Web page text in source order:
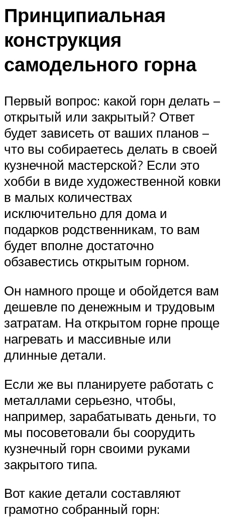
Принципиальная
конструкция
самодельного горна
Первый вопрос: какой горн делать –
открытый или закрытый? Ответ
будет зависеть от ваших планов –
что вы собираетесь делать в своей
кузнечной мастерской? Если это
хобби в виде художественной ковки
в малых количествах
исключительно для дома и
подарков родственникам, то вам
будет вполне достаточно
обзавестись открытым горном.
Он намного проще и обойдется вам
дешевле по денежным и трудовым
затратам. На открытом горне проще
нагревать и массивные или
длинные детали.
Если же вы планируете работать с
металлами серьезно, чтобы,
например, зарабатывать деньги, то
мы посоветовали бы соорудить
кузнечный горн своими руками
закрытого типа.
Вот какие детали составляют
грамотно собранный горн: